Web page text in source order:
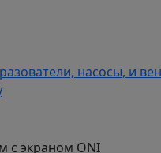
насосы, и
с экраном ONI